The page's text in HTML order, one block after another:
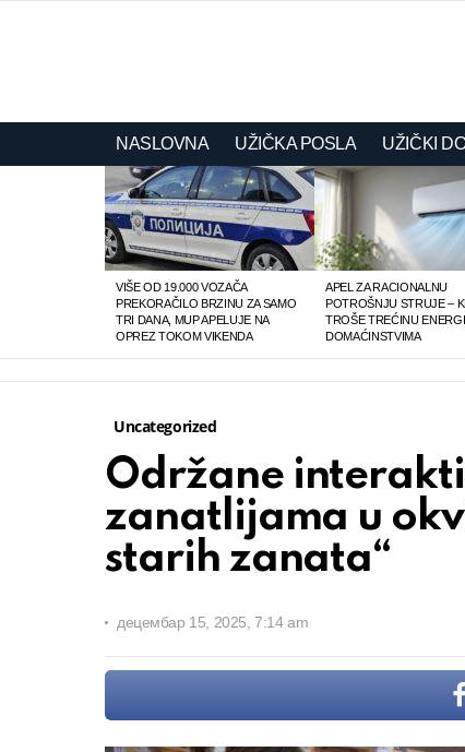
NASLOVNA UŽIČKA POSLA UŽIČKI
LATEST
STORIES
VIŠE OD 19.000 VOZAČA
PREKORAČILO BRZINU ZA SAMO
TRI DANA, MUP APELUJE NA
OPREZ TOKOM VIKENDA
APEL ZA RACIONALNU
POTROŠNJU STRUJE –
TROŠE TREĆINU
DOMAĆINSTVIMA
Uncategorized
Održane
zanatlijama u
starih zanata“
децембар 15, 2025, 7:14 am